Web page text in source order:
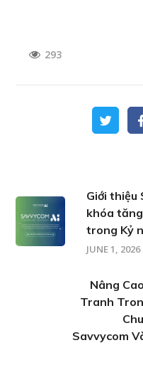
293
Giới thiệu
khóa
trong Kỷ
JUNE 1, 2026
Nâng
Tranh
Savvycom